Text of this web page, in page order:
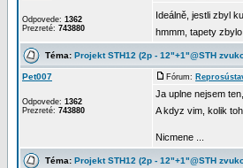
Odpovede: 1362
Prezreté: 743880
Ideálně, jestli zbyl
hmmm, tapety
Téma: Projekt STH12 (2p - 12"+1"@STH
Pet007
Odpovede: 1362
Prezreté: 743880
Fórum:
Ja uplne nejsem
A kdyz vim, kolik
Nicmene ...
Téma: Projekt STH12 (2p - 12"+1"@STH